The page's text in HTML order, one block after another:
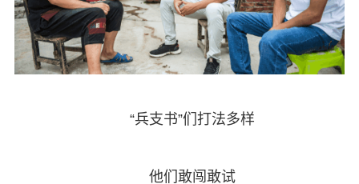
“兵支书”们打法多样
他们敢闯敢试